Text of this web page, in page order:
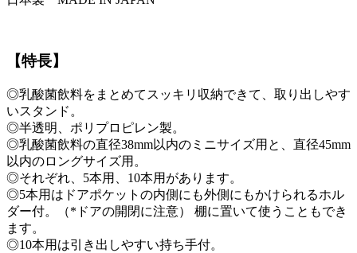
【特長】
◎乳酸菌飲料をまとめてスッキリ収納できて、取り出しやす
いスタンド。
◎半透明、ポリプロピレン製。
◎乳酸菌飲料の直径38mm以内のミニサイズ用と、直径45mm
以内のロングサイズ用。
◎それぞれ、5本用、10本用があります。
◎5本用はドアポケットの内側にも外側にもかけられるホル
ダー付。（*ドアの開閉に注意） 棚に置いて使うこともでき
ます。
◎10本用は引き出しやすい持ち手付。